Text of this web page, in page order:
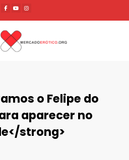
o Felipe do
aparecer no
strong>